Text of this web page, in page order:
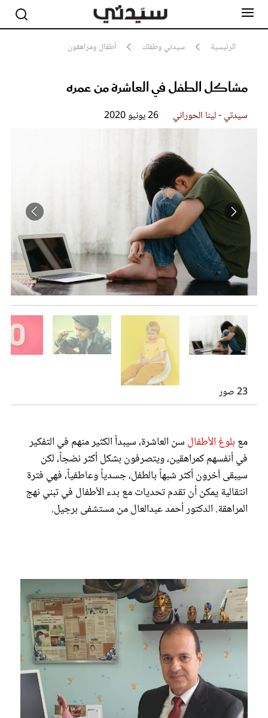
الرئيسية سيدتي وطفلك أطفال ومراهقون
مشاكل الطفل في العاشرة من عمره
سيدتي - لينا الحوراني 26 يونيو 2020
23 صور
مع بلوغ الأطفال سن العاشرة، سيبدأ الكثير منهم في التفكير
في أنفسهم كمراهقين، ويتصرفون بشكل أكثر نضجاً، لكن
سيبقى آخرون أكثر شبهاً بالطفل، جسدياً وعاطفياً، فهي فترة
انتقالية يمكن أن تقدم تحديات مع بدء الأطفال في تبني نهج
المراهقة. الدكتور أحمد عبدالعال من مستشفى برجيل.
مشاهير
جمال
صحة ورشاقة
فيديو
مطبخ سيدتي
مقالات الرأي
ستايل
تقارير
عروس سيدتي
مجلة سيدتي
غلاف رفمي